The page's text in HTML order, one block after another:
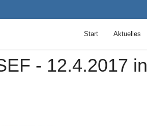
Start Aktuelles
- 12.4.2017 in